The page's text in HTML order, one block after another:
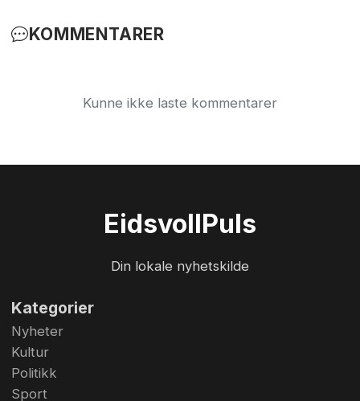
KOMMENTARER
Kunne ikke laste kommentarer
EidsvollPuls
Din lokale nyhetskilde
Kategorier
Nyheter
Kultur
Politikk
Sport